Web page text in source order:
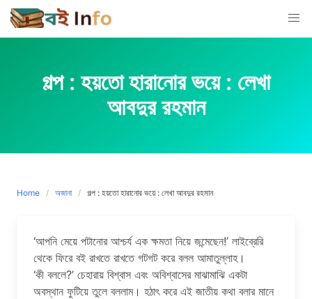
Skip
to
content
গল্প : হয়তো হারানোর ভয়ে : লেখা
আবদুর রহমান
Home অজানা গল্প : হয়তো হারানোর ভয়ে : লেখা আবদুর রহমান
‘আপনি মেয়ে পটানোর আশ্চর্য এক ক্ষমতা নিয়ে জন্মেছেন!’ লাইব্রেরি
থেকে ফিরে বই রাখতে রাখতে গটগট করে বলল আমাতুল্লাহ।
‘কী বললে?’ চেহারায় বিশ্বাস এবং অবিশ্বাসের মাঝামাঝি একটা
অবস্থান ফুটিয়ে তুলে বললাম। হঠাৎ করে এই জাতীয় কথা বলার মানে